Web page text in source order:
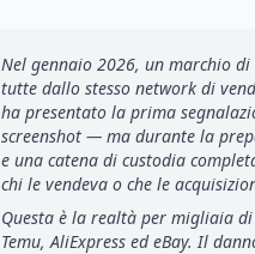
Nel gennaio 2026, un marchio
tutte dallo stesso network di
ha presentato la prima
screenshot — ma durante la
e una catena di custodia
chi le vendeva o che le
Questa è la realtà per migliaia
Temu, AliExpress ed eBay. Il